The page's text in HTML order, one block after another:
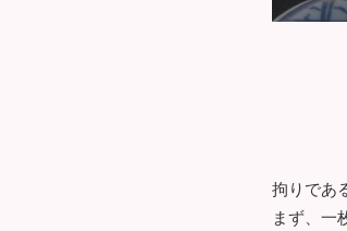
拘りであ
まず、一